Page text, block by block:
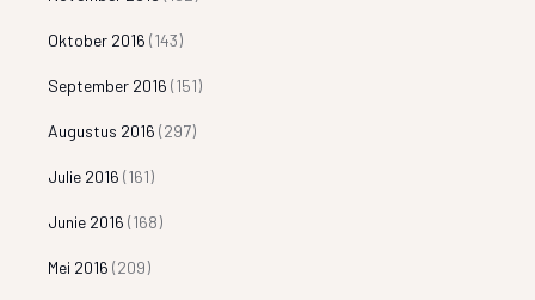
Oktober 2016 (143)
September 2016 (151)
Augustus 2016 (297)
Julie 2016 (161)
Junie 2016 (168)
Mei 2016 (209)